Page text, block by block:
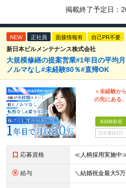
掲載終了予定日：
NEW 正社員 面接情報有 自己PR不要
新日本ビルメンテナンス株式会社
大規模修繕の提案営業#1年目の平均
ノルマなし#未経験80％#直帰OK
＜未経験か
の先にある
未経験歓迎
完全週休2日
応募資格
給与